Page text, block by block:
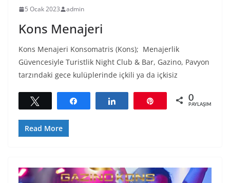
5 Ocak 2023 admin
Kons Menajeri
Kons Menajeri Konsomatris (Kons); Menajerlik
Güvencesiyle Turistlik Night Club & Bar, Gazino, Pavyon
tarzındaki gece kulüplerinde içkili ya da içkisiz
Tweetle 0
PAYLAŞIMLAR
Read More